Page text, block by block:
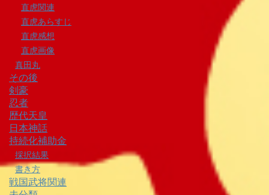
直虎関連
直虎あらすじ
直虎感想
直虎画像
真田丸
その後
剣豪
忍者
歴代天皇
日本神話
持続化補助金
採択結果
書き方
戦国武将関連